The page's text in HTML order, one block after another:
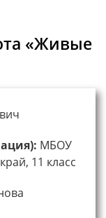
«Живые
МБОУ
11 класс